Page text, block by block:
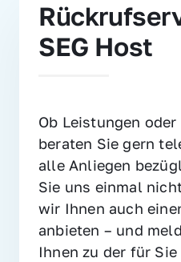
SEG Host
Ob Leistungen
beraten Sie gern
alle Anliegen
Sie uns einmal
wir Ihnen auch
anbieten – und
Ihnen zu der für